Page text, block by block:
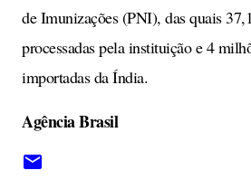
de Imunizações (PNI), das quais
processadas pela instituição e 4
importadas da Índia.
Agência Brasil